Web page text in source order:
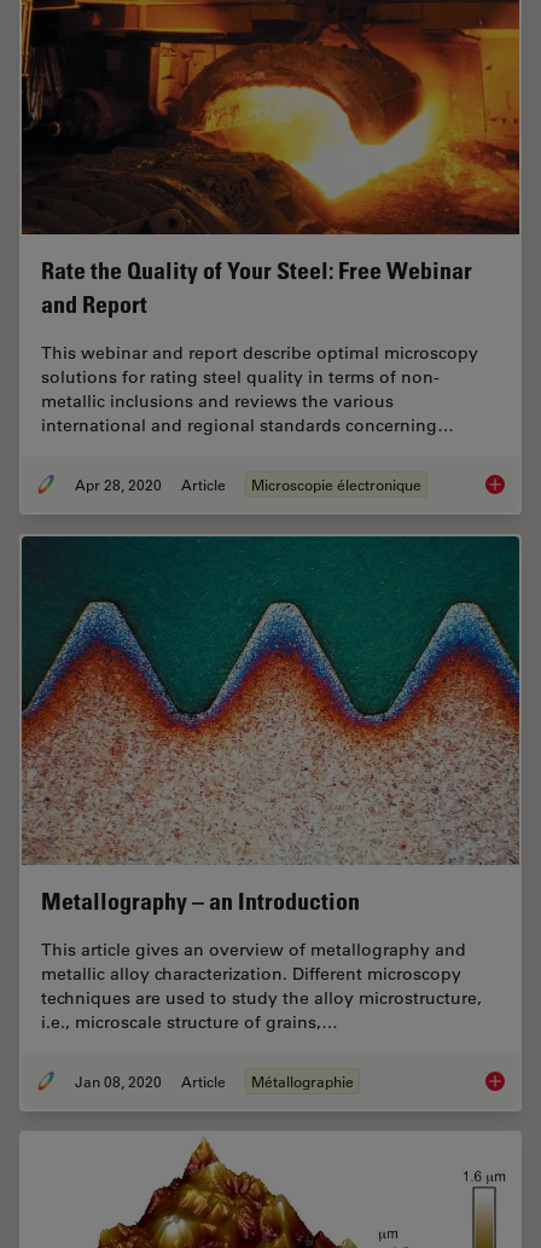
Rate the Quality of Your Steel: Free Webinar
and Report
This webinar and report describe optimal microscopy
solutions for rating steel quality in terms of non-
metallic inclusions and reviews the various
international and regional standards concerning…
Apr 28, 2020 Article Microscopie électronique Rate
Metallography – an Introduction
This article gives an overview of metallography and
metallic alloy characterization. Different microscopy
techniques are used to study the alloy microstructure,
i.e., microscale structure of grains,…
Jan 08, 2020 Article Métallographie